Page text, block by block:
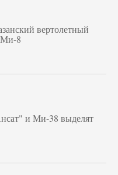
вертолетный
Ми-8
и Ми-38 выделят